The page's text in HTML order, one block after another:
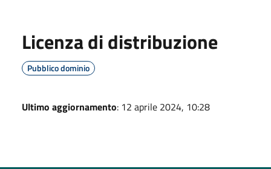
Licenza di distribuzione
Pubblico dominio
Ultimo aggiornamento: 12 aprile 2024, 10:28